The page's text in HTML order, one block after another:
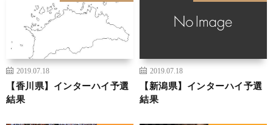
2019.07.18
【香川県】インターハイ予選
結果
2019.07.18
【新潟県】インターハイ予選
結果